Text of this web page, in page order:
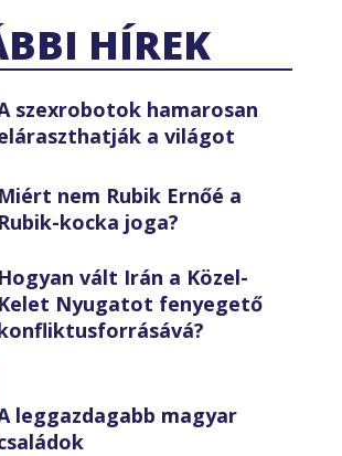
HÍREK
szexrobotok hamarosan
a világot
Miért nem Rubik Ernőé a
Rubik-kocka joga?
Hogyan vált Irán a Közel-
Kelet Nyugatot fenyegető
leggazdagabb magyar